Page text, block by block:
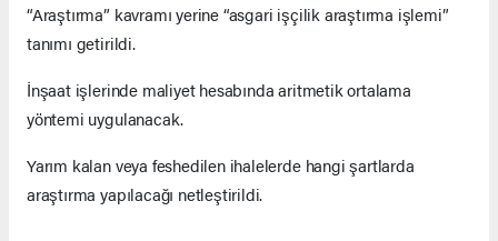
“Araştırma” kavramı yerine “asgari işçilik araştırma işlemi”
tanımı getirildi.
İnşaat işlerinde maliyet hesabında aritmetik ortalama
yöntemi uygulanacak.
Yarım kalan veya feshedilen ihalelerde hangi şartlarda
araştırma yapılacağı netleştirildi.